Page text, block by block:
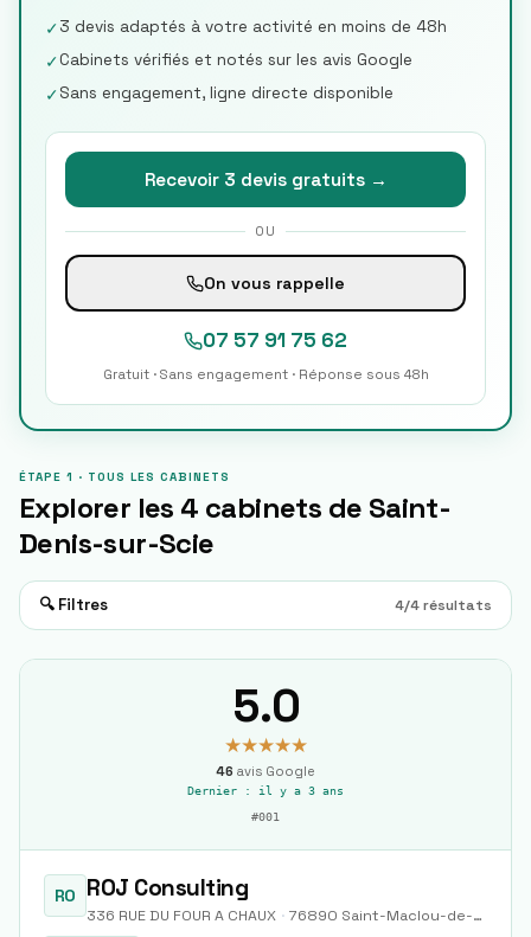
✓3 devis adaptés à votre activité en moins de 48h
✓Cabinets vérifiés et notés sur les avis Google
✓Sans engagement, ligne directe disponible
Recevoir 3 devis gratuits →
OU
On vous rappelle
07 57 91 75 62
Gratuit · Sans engagement · Réponse sous 48h
ÉTAPE 1 · TOUS LES CABINETS
Explorer les 4 cabinets de Saint-
Denis-sur-Scie
🔍 Filtres 4/4résultats
5.0
★★★★★
46 avis Google
Dernier : il y a 3 ans
#001
RO ROJ Consulting
336 RUE DU FOUR A CHAUX · 76890 Saint-Maclou-de-Folleville